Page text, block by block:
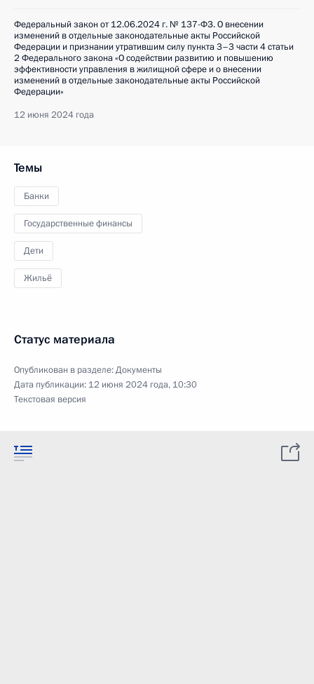
Федеральный закон от 12.06.2024 г. № 137-ФЗ. О внесении
изменений в отдельные законодательные акты Российской
Федерации и признании утратившим силу пункта 3–3 части 4 статьи
2 Федерального закона «О содействии развитию и повышению
эффективности управления в жилищной сфере и о внесении
изменений в отдельные законодательные акты Российской
Федерации»
12 июня 2024 года
Темы
Банки
Государственные финансы
Дети
Жильё
Статус материала
Опубликован в разделе:Документы
Дата публикации: 12 июня 2024 года, 10:30
Текстовая версия